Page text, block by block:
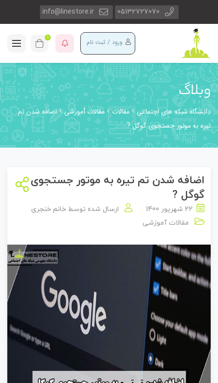
05132727070
info@linestore.ir
ورود / ثبت نام 0
وبلاگ
دانشگاه شبکه های اجتماعی مقالات مقالات آموزشی
اضافه شدن تم
تیره به موتور جستجوی گوگل ?
اضافه شدن تم تیره به موتور جستجوی
گوگل ?
22 شهریور 1400 ارسال شده توسط خانم خنجری
مقالات آموزشی